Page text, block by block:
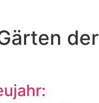
der